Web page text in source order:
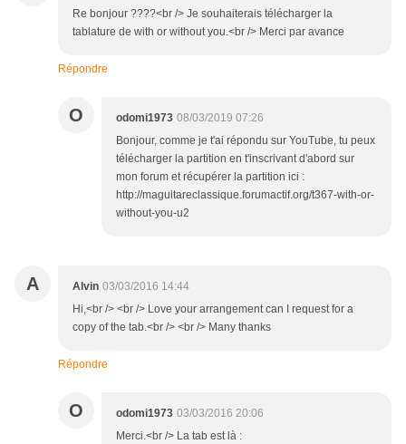
Re bonjour ????<br /> Je souhaiterais télécharger la
tablature de with or without you.<br /> Merci par avance
Répondre
O odomi1973 08/03/2019 07:26
Bonjour, comme je t'ai répondu sur YouTube, tu peux
télécharger la partition en t'inscrivant d'abord sur
mon forum et récupérer la partition ici :
http://maguitareclassique.forumactif.org/t367-with-or-
without-you-u2
A Alvin 03/03/2016 14:44
Hi,<br /> <br /> Love your arrangement can I request for a
copy of the tab.<br /> <br /> Many thanks
Répondre
O odomi1973 03/03/2016 20:06
Merci.<br /> La tab est là :